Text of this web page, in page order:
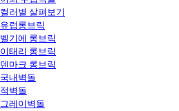
컬러별 살펴보기
유럽롱브릭
벨기에 롱브릭
이태리 롱브릭
덴마크 롱브릭
국내벽돌
적벽돌
그레이벽돌